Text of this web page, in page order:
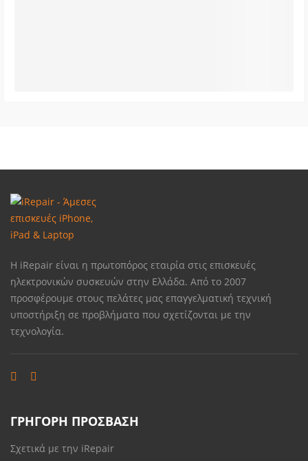
Η iRepair είναι η πρωτοπόρος εταιρία στις επισκευές
ηλεκτρονικών συσκευών στην Ελλάδα. Από το 2007
προσφέρουμε στους πελάτες μας επαγγελματική τεχνική
υποστήριξη σε προβλήματα που σχετίζονται με την
τεχνολογία.
ΓΡΗΓΟΡΗ ΠΡΟΣΒΑΣΗ
Σχετικά με την iRepair